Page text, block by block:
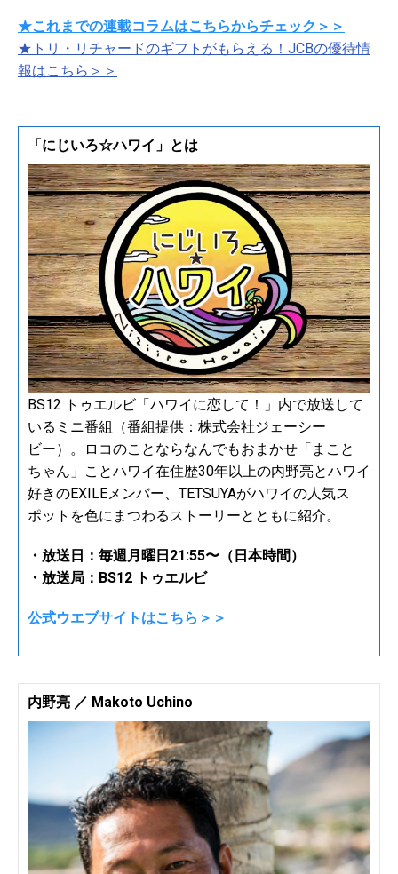
★これまでの連載コラムはこちらからチェック＞＞
★トリ・リチャードのギフトがもらえる！JCBの優待情
報はこちら＞＞
「にじいろ☆ハワイ」とは
BS12 トゥエルビ「ハワイに恋して！」内で放送して
いるミニ番組（番組提供：株式会社ジェーシー
ビー）。ロコのことならなんでもおまかせ「まこと
ちゃん」ことハワイ在住歴30年以上の内野亮とハワイ
好きのEXILEメンバー、TETSUYAがハワイの人気ス
ポットを色にまつわるストーリーとともに紹介。
・放送日：毎週月曜日21:55〜（日本時間）
・放送局：BS12 トゥエルビ
公式ウエブサイトはこちら＞＞
内野亮 ／ Makoto Uchino